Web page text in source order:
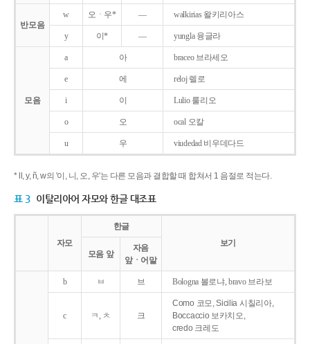
반모음
w 오ㆍ우* ― walkirias 왈키리아스
y 이* ― yungla 융글라
모음
a 아 braceo 브라세오
e 에 reloj 렐로
i 이 Lulio 룰리오
o 오 ocal 오칼
u 우 viudedad 비우데다드
* ll, y, ñ, w의 '이, 니, 오, 우'는 다른 모음과 결합할 때 합쳐서 1 음절로 적는다.
표 3 이탈리아어 자모와 한글 대조표
자모
한글
보기
모음 앞
자음
앞ㆍ어말
b ㅂ 브 Bologna 볼로냐, bravo 브라보
c ㅋ, ㅊ 크
Como 코모, Sicilia 시칠리아,
Boccaccio 보카치오,
credo 크레도